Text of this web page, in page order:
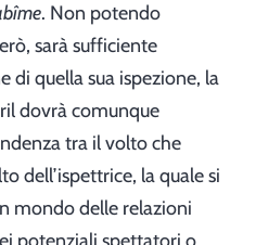
. Non potendo
sarà sufficiente
di quella sua ispezione, la
dovrà comunque
tra il volto che
dell’ispettrice, la quale si
mondo delle relazioni